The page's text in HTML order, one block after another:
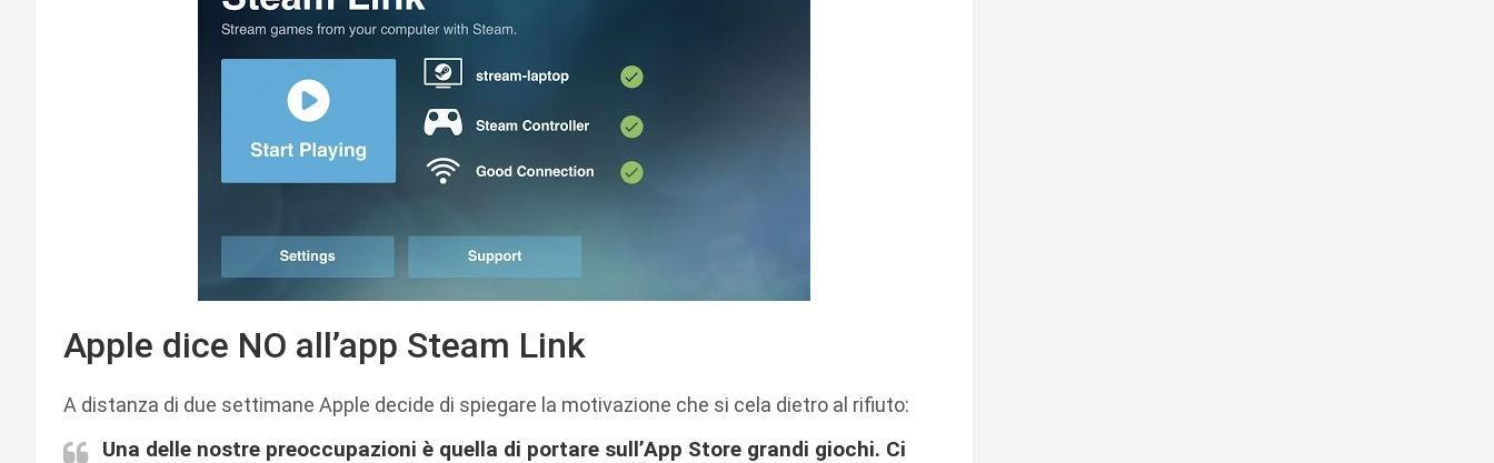
Apple dice NO all’app Steam Link
A distanza di due settimane Apple decide di spiegare la motivazione che si cela dietro al rifiuto:
Una delle nostre preoccupazioni è quella di portare sull’App Store grandi giochi. Ci